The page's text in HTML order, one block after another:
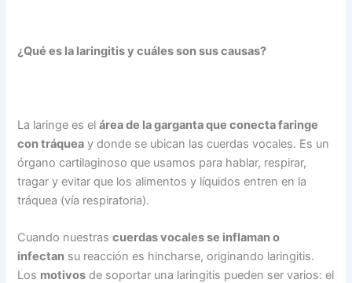
¿Qué es la laringitis y cuáles son sus causas?
La laringe es elárea de la garganta que conecta faringe
con tráquea y donde se ubican las cuerdas vocales. Es un
órgano cartilaginoso que usamos para hablar, respirar,
tragar y evitar que los alimentos y líquidos entren en la
tráquea (vía respiratoria).
Cuando nuestrascuerdas vocales se inflaman o
infectan su reacción es hincharse, originando laringitis.
Los motivos de soportar una laringitis pueden ser varios: el